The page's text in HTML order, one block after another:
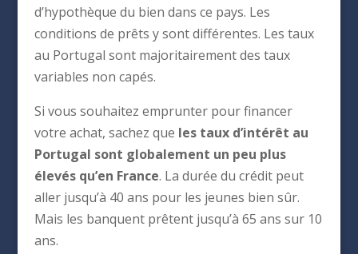
d’hypothèque du bien dans ce pays. Les
conditions de prêts y sont différentes. Les taux
au Portugal sont majoritairement des taux
variables non capés.
Si vous souhaitez emprunter pour financer
votre achat, sachez que les taux d’intérêt au
Portugal sont globalement un peu plus
élevés qu’en France. La durée du crédit peut
aller jusqu’à 40 ans pour les jeunes bien sûr.
Mais les banquent prêtent jusqu’à 65 ans sur 10
ans.